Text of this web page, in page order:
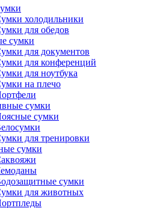
холодильники
для обедов
сумки
для документов
для конференций
для ноутбука
на плечо
сумки
сумки
для тренировки
сумки
сумки
для животных